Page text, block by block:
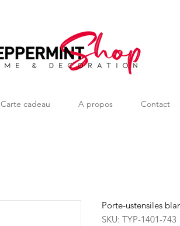
Carte cadeau A propos Contact
Porte-ustensiles
SKU: TYP-1401-743